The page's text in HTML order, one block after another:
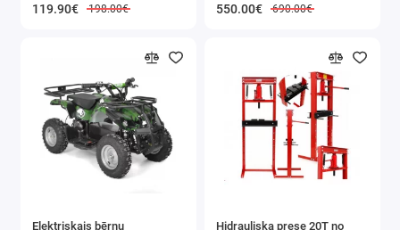
119.90€ 198.00€ 550.00€ 690.00€
Elektriskais bērnu
Hidrauliska prese 20T no